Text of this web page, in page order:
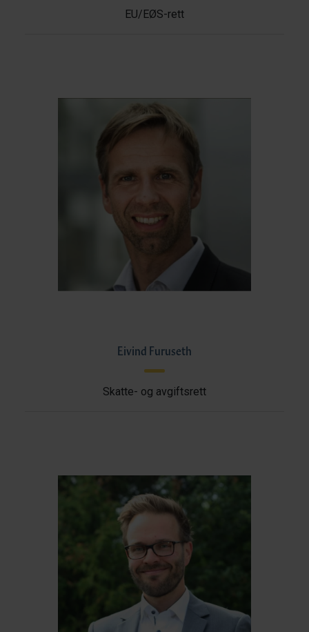
EU/EØS-rett
Eivind Furuseth
Skatte- og avgiftsrett